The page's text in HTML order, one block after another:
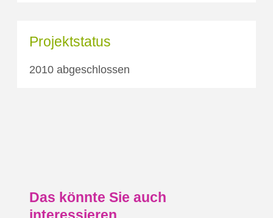
Projektstatus
2010 abgeschlossen
Das könnte Sie auch